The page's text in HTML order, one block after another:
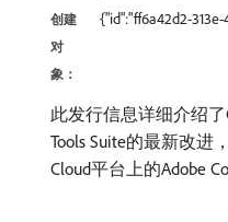
创建
对
象：
{"id":"ff6a42d2-
此发行信息详细介绍了
Tools Suite的最新改进
Cloud平台上的Adobe